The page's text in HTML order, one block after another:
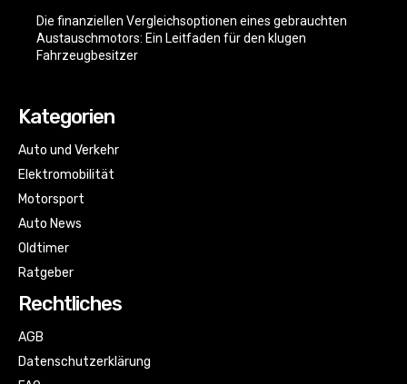
Die finanziellen Vergleichsoptionen eines gebrauchten
Austauschmotors: Ein Leitfaden für den klugen
Fahrzeugbesitzer
Kategorien
Auto und Verkehr
Elektromobilität
Motorsport
Auto News
Oldtimer
Ratgeber
Rechtliches
AGB
Datenschutzerklärung